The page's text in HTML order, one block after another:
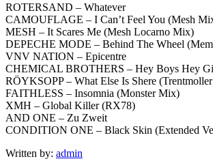
ROTERSAND – Whatever
CAMOUFLAGE – I Can’t Feel You (Mesh
MESH – It Scares Me (Mesh Locarno Mix)
DEPECHE MODE – Behind The Wheel
VNV NATION – Epicentre
CHEMICAL BROTHERS – Hey Boys Hey
RÖYKSOPP – What Else Is Shere
FAITHLESS – Insomnia (Monster Mix)
XMH – Global Killer (RX78)
AND ONE – Zu Zweit
CONDITION ONE – Black Skin (Extended
Written by: admin